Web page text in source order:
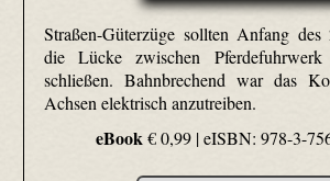
Straßen-Güterzüge sollten Anfang des
die Lücke zwischen
schließen. Bahnbrechend war das
Achsen elektrisch anzutreiben.
eBook € 0,99 |eISBN: 978-3-